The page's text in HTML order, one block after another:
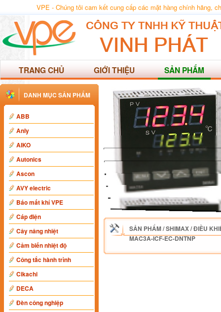
VPE - Chúng tôi cam kết cung cấp các mặt hàng chính hãng,
TRANG CHỦ GIỚI THIỆU SẢN PHẨM
DANH MỤC SẢN PHẨM
ABB
Anly
AIKO
Autonics
Ascon
AVY electric
Báo mất khí VPE
Cáp điện
Cây nâng nhiệt
Cảm biến nhiệt độ
Công tắc hành trình
Cikachi
DECA
Đèn công nghiệp
SẢN PHẨM/SHIMAX/ĐIỀU
MAC3A-ICF-EC-DNTNP